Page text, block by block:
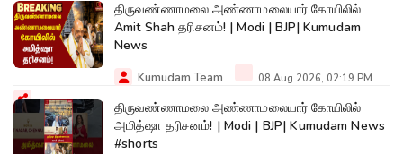
திருவண்ணாமலை அண்ணாமலையார் கோயிலில்
Amit Shah தரிசனம்! | Modi | BJP| Kumudam
News
Kumudam Team 08 Aug 2026, 02:19 PM
திருவண்ணாமலை அண்ணாமலையார் கோயிலில்
அமித்ஷா தரிசனம்! | Modi | BJP| Kumudam News
#shorts